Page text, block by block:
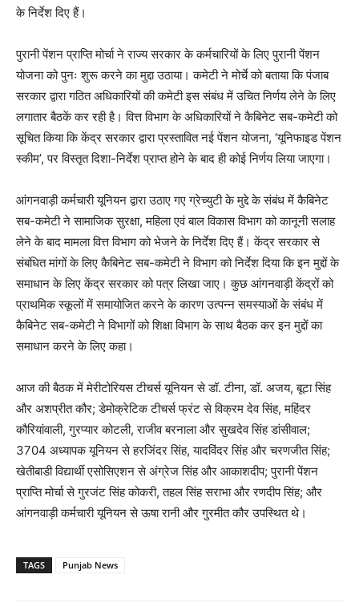
के निर्देश दिए हैं।
पुरानी पेंशन प्राप्ति मोर्चा ने राज्य सरकार के कर्मचारियों के लिए पुरानी पेंशन
योजना को पुनः शुरू करने का मुद्दा उठाया। कमेटी ने मोर्चे को बताया कि पंजाब
सरकार द्वारा गठित अधिकारियों की कमेटी इस संबंध में उचित निर्णय लेने के लिए
लगातार बैठकें कर रही है। वित्त विभाग के अधिकारियों ने कैबिनेट सब-कमेटी को
सूचित किया कि केंद्र सरकार द्वारा प्रस्तावित नई पेंशन योजना, ‘यूनिफाइड पेंशन
स्कीम’, पर विस्तृत दिशा-निर्देश प्राप्त होने के बाद ही कोई निर्णय लिया जाएगा।
आंगनवाड़ी कर्मचारी यूनियन द्वारा उठाए गए ग्रेच्युटी के मुद्दे के संबंध में कैबिनेट
सब-कमेटी ने सामाजिक सुरक्षा, महिला एवं बाल विकास विभाग को कानूनी सलाह
लेने के बाद मामला वित्त विभाग को भेजने के निर्देश दिए हैं। केंद्र सरकार से
संबंधित मांगों के लिए कैबिनेट सब-कमेटी ने विभाग को निर्देश दिया कि इन मुद्दों के
समाधान के लिए केंद्र सरकार को पत्र लिखा जाए। कुछ आंगनवाड़ी केंद्रों को
प्राथमिक स्कूलों में समायोजित करने के कारण उत्पन्न समस्याओं के संबंध में
कैबिनेट सब-कमेटी ने विभागों को शिक्षा विभाग के साथ बैठक कर इन मुद्दों का
समाधान करने के लिए कहा।
आज की बैठक में मेरीटोरियस टीचर्स यूनियन से डॉ. टीना, डॉ. अजय, बूटा सिंह
और अशप्रीत कौर; डेमोक्रेटिक टीचर्स फ्रंट से विक्रम देव सिंह, महिंदर
कौरियांवाली, गुरप्यार कोटली, राजीव बरनाला और सुखदेव सिंह डांसीवाल;
3704 अध्यापक यूनियन से हरजिंदर सिंह, यादविंदर सिंह और चरणजीत सिंह;
खेतीबाडी विद्यार्थी एसोसिएशन से अंग्रेज सिंह और आकाशदीप; पुरानी पेंशन
प्राप्ति मोर्चा से गुरजंट सिंह कोकरी, तहल सिंह सराभा और रणदीप सिंह; और
आंगनवाड़ी कर्मचारी यूनियन से ऊषा रानी और गुरमीत कौर उपस्थित थे।
TAGS Punjab News